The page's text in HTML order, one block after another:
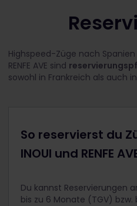
Highspeed-Züge nach Spanien
RENFE AVE sind
sowohl in Frankreich als auch
So reservierst du
INOUI und RENFE
Du kannst Reservierungen
bis zu 6 Monate (TGV) bzw.